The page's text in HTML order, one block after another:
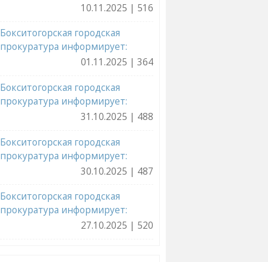
10.11.2025 | 516
Бокситогорская городская
прокуратура информирует:
01.11.2025 | 364
Бокситогорская городская
прокуратура информирует:
31.10.2025 | 488
Бокситогорская городская
прокуратура информирует:
30.10.2025 | 487
Бокситогорская городская
прокуратура информирует:
27.10.2025 | 520